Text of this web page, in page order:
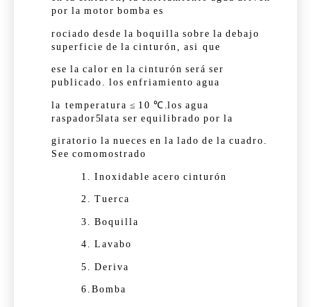
por la motor bomba es
rociado desde la boquilla sobre la debajo
superficie de la cinturón, asi que
ese la calor en la cinturón será ser
publicado. los enfriamiento agua
la temperatura ≤ 10 ℃ .los agua
raspador5lata ser equilibrado por la
giratorio la nueces en la lado de la cuadro.
See comomostrado
1. Inoxidable acero cinturón
2. Tuerca
3. Boquilla
4. Lavabo
5. Deriva
6. Bomba